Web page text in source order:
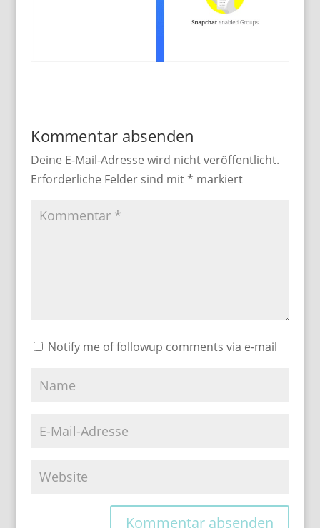
Kommentar absenden
Deine E-Mail-Adresse wird nicht veröffentlicht.
Erforderliche Felder sind mit* markiert
Notify me of followup comments via e-mail